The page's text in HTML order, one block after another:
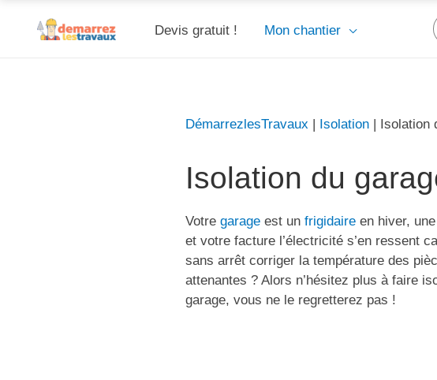
Devis gratuit ! Mon chantier
DémarrezlesTravaux | Isolation| Isolation
Isolation du
Votre garageest un frigidaireen hiver,
et votre facture l’électricité s’en ressent
sans arrêt corriger la température des
attenantes ? Alors n’hésitez plus à faire
garage, vous ne le regretterez pas !